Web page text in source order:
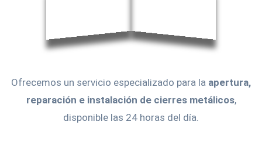
Ofrecemos un servicio especializado para la apertura,
reparación e instalación de cierres metálicos,
disponible las 24 horas del día.